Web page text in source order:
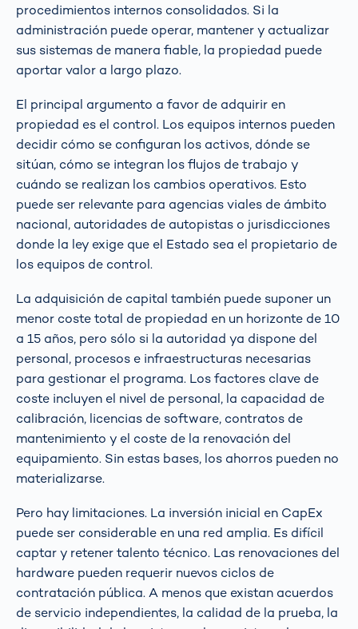
procedimientos internos consolidados. Si la
administración puede operar, mantener y actualizar
sus sistemas de manera fiable, la propiedad puede
aportar valor a largo plazo.
El principal argumento a favor de adquirir en
propiedad es el control. Los equipos internos pueden
decidir cómo se configuran los activos, dónde se
sitúan, cómo se integran los flujos de trabajo y
cuándo se realizan los cambios operativos. Esto
puede ser relevante para agencias viales de ámbito
nacional, autoridades de autopistas o jurisdicciones
donde la ley exige que el Estado sea el propietario de
los equipos de control.
La adquisición de capital también puede suponer un
menor coste total de propiedad en un horizonte de 10
a 15 años, pero sólo si la autoridad ya dispone del
personal, procesos e infraestructuras necesarias
para gestionar el programa. Los factores clave de
coste incluyen el nivel de personal, la capacidad de
calibración, licencias de software, contratos de
mantenimiento y el coste de la renovación del
equipamiento. Sin estas bases, los ahorros pueden no
materializarse.
Pero hay limitaciones. La inversión inicial en CapEx
puede ser considerable en una red amplia. Es difícil
captar y retener talento técnico. Las renovaciones del
hardware pueden requerir nuevos ciclos de
contratación pública. A menos que existan acuerdos
de servicio independientes, la calidad de la prueba, la